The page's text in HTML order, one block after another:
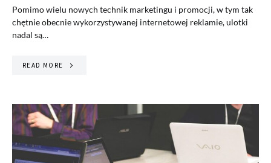
Pomimo wielu nowych technik marketingu i promocji, w tym tak
chętnie obecnie wykorzystywanej internetowej reklamie, ulotki
nadal są…
READ MORE